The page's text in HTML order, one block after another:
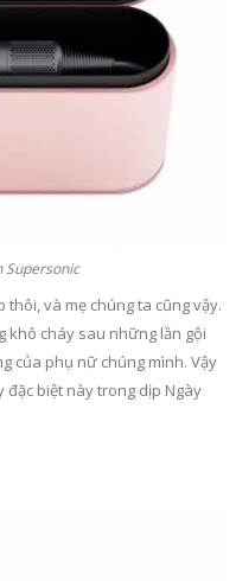
Supersonic
và mẹ chúng ta cũng vậy.
khô cháy sau những lần gội
của phụ nữ chúng mình. Vậy
đặc biệt này trong dịp Ngày